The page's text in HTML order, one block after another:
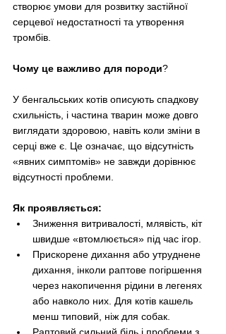
створює умови для розвитку застійної
серцевої недостатності та утворення
тромбів.
Чому це важливо для породи?
У бенгальських котів описують спадкову
схильність, і частина тварин може довго
виглядати здоровою, навіть коли зміни в
серці вже є. Це означає, що відсутність
«явних симптомів» не завжди дорівнює
відсутності проблеми.
Як проявляється:
Зниження витривалості, млявість, кіт
швидше «втомлюється» під час ігор.
Прискорене дихання або утруднене
дихання, інколи раптове погіршення
через накопичення рідини в легенях
або навколо них. Для котів кашель
менш типовий, ніж для собак.